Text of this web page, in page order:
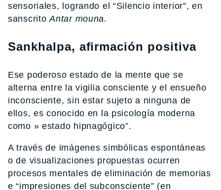
sensoriales, logrando el “Silencio interior”, en
sanscritoAntar mouna.
Sankhalpa, afirmación positiva
Ese poderoso estado de la mente que se
alterna entre la vigilia consciente y el ensueño
inconsciente, sin estar sujeto a ninguna de
ellos, es conocido en la psicología moderna
como » estado hipnagógico”.
A través de imágenes simbólicas espontáneas
o de visualizaciones propuestas ocurren
procesos mentales de eliminación de memorias
e “impresiones del subconsciente” (en